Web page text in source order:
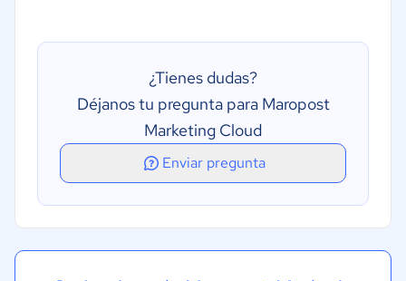
¿Tienes dudas?
Déjanos tu pregunta para Maropost
Marketing Cloud
Enviar pregunta